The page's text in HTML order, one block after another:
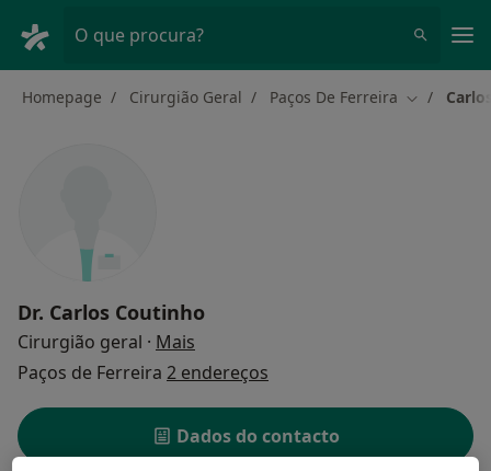
O que procura?
Homepage Cirurgião Geral Paços De Ferreira Mudar de
Dr. Carlos Coutinho
Cirurgião geral · Mais
Paços de Ferreira 2 endereços
Dados do contacto